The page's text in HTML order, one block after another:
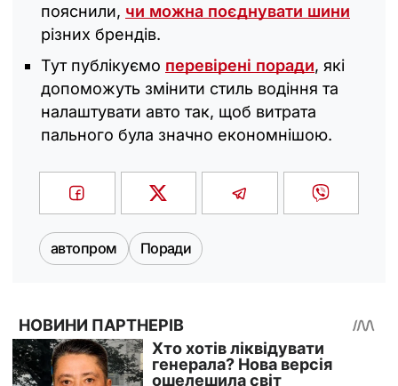
пояснили, чи можна поєднувати шини
різних брендів.
Тут публікуємо перевірені поради, які
допоможуть змінити стиль водіння та
налаштувати авто так, щоб витрата
пального була значно економнішою.
автопром Поради